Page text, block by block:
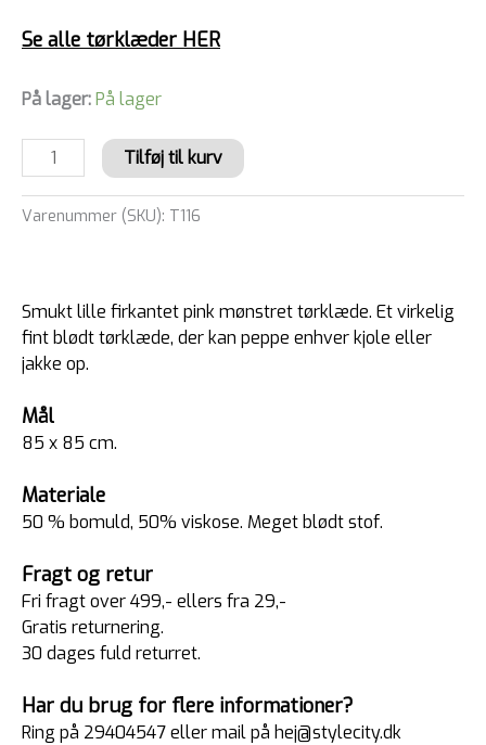
Se alle tørklæder HER
På lager:På lager
Tilføj til kurv
Varenummer (SKU): T116
Smukt lille firkantet pink mønstret tørklæde. Et virkelig
fint blødt tørklæde, der kan peppe enhver kjole eller
jakke op.
Mål
85 x 85 cm.
Materiale
50 % bomuld, 50% viskose. Meget blødt stof.
Fragt og retur
Fri fragt over 499,- ellers fra 29,-
Gratis returnering.
30 dages fuld returret.
Har du brug for flere informationer?
Ring på 29404547 eller mail på hej@stylecity.dk